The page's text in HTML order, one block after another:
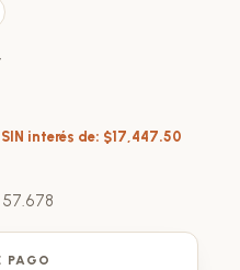
interés de: $17,447.50
57.678
PAGO